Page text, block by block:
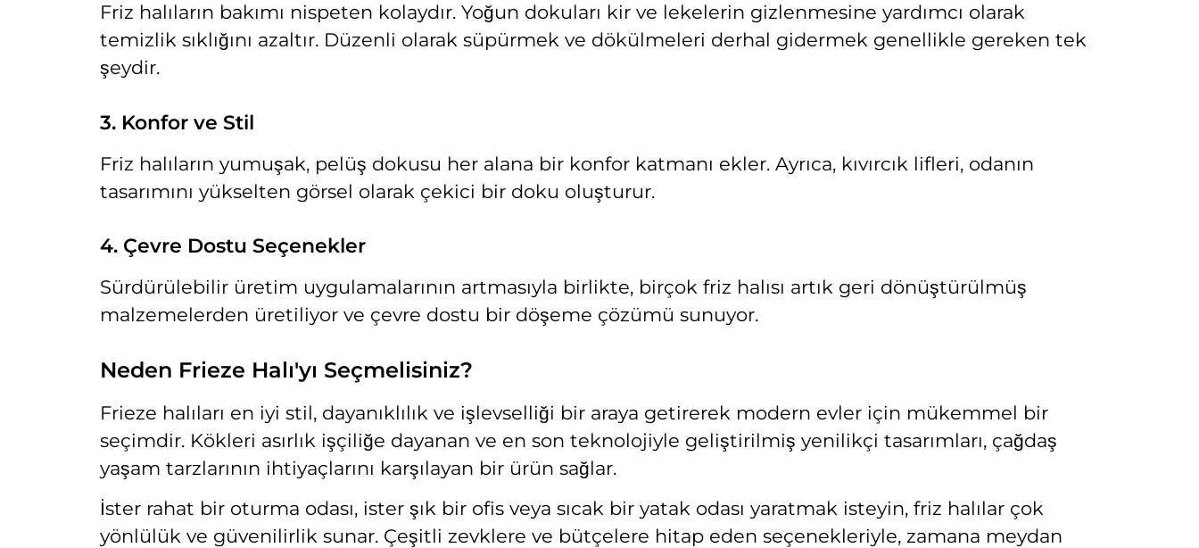
Friz halıların bakımı nispeten kolaydır. Yoğun dokuları kir ve lekelerin gizlenmesine yardımcı olarak
temizlik sıklığını azaltır. Düzenli olarak süpürmek ve dökülmeleri derhal gidermek genellikle gereken tek
şeydir.
3. Konfor ve Stil
Friz halıların yumuşak, pelüş dokusu her alana bir konfor katmanı ekler. Ayrıca, kıvırcık lifleri, odanın
tasarımını yükselten görsel olarak çekici bir doku oluşturur.
4. Çevre Dostu Seçenekler
Sürdürülebilir üretim uygulamalarının artmasıyla birlikte, birçok friz halısı artık geri dönüştürülmüş
malzemelerden üretiliyor ve çevre dostu bir döşeme çözümü sunuyor.
Neden Frieze Halı'yı Seçmelisiniz?
Frieze halıları en iyi stil, dayanıklılık ve işlevselliği bir araya getirerek modern evler için mükemmel bir
seçimdir. Kökleri asırlık işçiliğe dayanan ve en son teknolojiyle geliştirilmiş yenilikçi tasarımları, çağdaş
yaşam tarzlarının ihtiyaçlarını karşılayan bir ürün sağlar.
İster rahat bir oturma odası, ister şık bir ofis veya sıcak bir yatak odası yaratmak isteyin, friz halılar çok
yönlülük ve güvenilirlik sunar. Çeşitli zevklere ve bütçelere hitap eden seçenekleriyle, zamana meydan